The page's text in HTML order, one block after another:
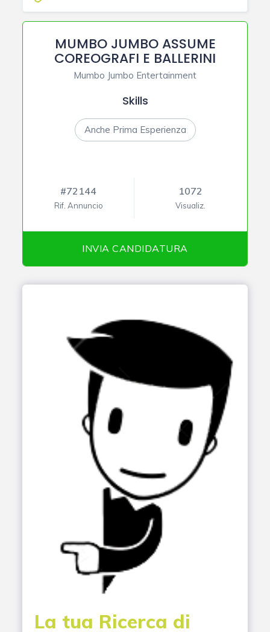
MUMBO JUMBO ASSUME
COREOGRAFI E BALLERINI
Mumbo Jumbo Entertainment
Skills
Anche Prima Esperienza
#72144
Rif. Annuncio
1072
Visualiz.
INVIA CANDIDATURA
La tua Ricerca di